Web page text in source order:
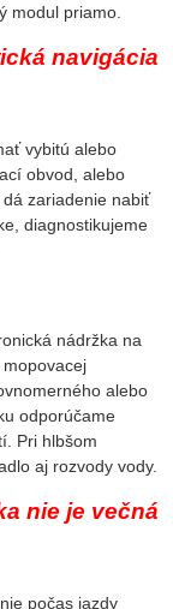
modul priamo.
navigácia
vybitú alebo
obvod, alebo
zariadenie nabiť
diagnostikujeme
nádržka na
alebo
odporúčame
Pri hlbšom
aj rozvody vody.
nie je večná
počas jazdy